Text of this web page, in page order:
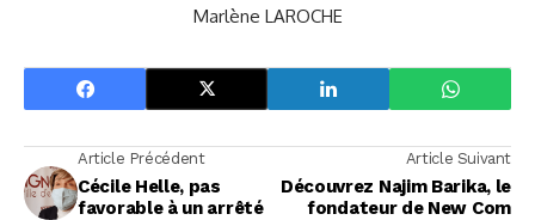
Marlène LAROCHE
Article Précédent
Cécile Helle, pas
favorable à un arrêté
Article Suivant
Découvrez Najim Barika, le
fondateur de New Com